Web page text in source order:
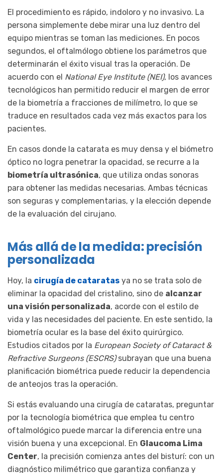
El procedimiento es rápido, indoloro y no invasivo. La
persona simplemente debe mirar una luz dentro del
equipo mientras se toman las mediciones. En pocos
segundos, el oftalmólogo obtiene los parámetros que
determinarán el éxito visual tras la operación. De
acuerdo con el National Eye Institute (NEI), los avances
tecnológicos han permitido reducir el margen de error
de la biometría a fracciones de milímetro, lo que se
traduce en resultados cada vez más exactos para los
pacientes.
En casos donde la catarata es muy densa y el biómetro
óptico no logra penetrar la opacidad, se recurre a la
biometría ultrasónica, que utiliza ondas sonoras
para obtener las medidas necesarias. Ambas técnicas
son seguras y complementarias, y la elección depende
de la evaluación del cirujano.
Más allá de la medida: precisión
personalizada
Hoy, la cirugía de cataratas ya no se trata solo de
eliminar la opacidad del cristalino, sino de alcanzar
una visión personalizada, acorde con el estilo de
vida y las necesidades del paciente. En este sentido, la
biometría ocular es la base del éxito quirúrgico.
Estudios citados por la European Society of Cataract &
Refractive Surgeons (ESCRS)subrayan que una buena
planificación biométrica puede reducir la dependencia
de anteojos tras la operación.
Si estás evaluando una cirugía de cataratas, preguntar
por la tecnología biométrica que emplea tu centro
oftalmológico puede marcar la diferencia entre una
visión buena y una excepcional. En Glaucoma Lima
Center, la precisión comienza antes del bisturí: con un
diagnóstico milimétrico que garantiza confianza y